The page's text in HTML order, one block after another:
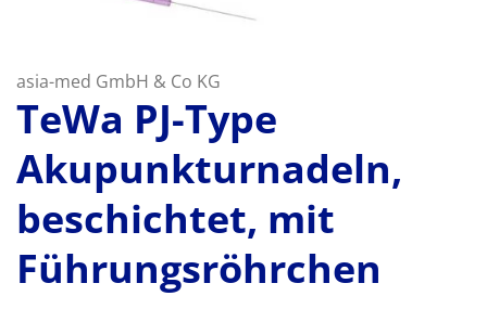
asia-med GmbH & Co KG
TeWa PJ-Type
Akupunkturnadeln,
beschichtet, mit
Führungsröhrchen